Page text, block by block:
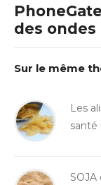
des ondes
Sur le même
Les
santé !
SOJA